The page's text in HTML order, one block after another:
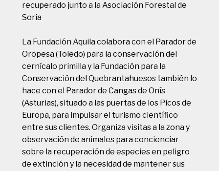
recuperado junto a la Asociación Forestal de
Soria
La Fundación Aquila colabora con el Parador de
Oropesa (Toledo) para la conservación del
cernícalo primilla y la Fundación para la
Conservación del Quebrantahuesos también lo
hace con el Parador de Cangas de Onís
(Asturias), situado a las puertas de los Picos de
Europa, para impulsar el turismo científico
entre sus clientes. Organiza visitas a la zona y
observación de animales para concienciar
sobre la recuperación de especies en peligro
de extinción y la necesidad de mantener sus